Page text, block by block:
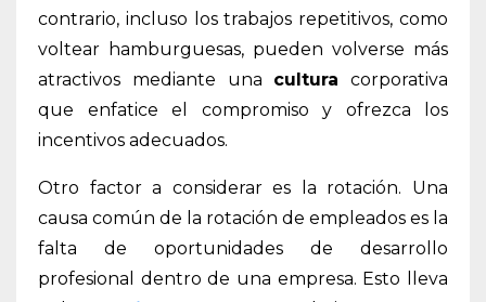
contrario, incluso los trabajos repetitivos, como
voltear hamburguesas, pueden volverse más
atractivos mediante una cultura corporativa
que enfatice el compromiso y ofrezca los
incentivos adecuados.
Otro factor a considerar es la rotación. Una
causa común de la rotación de empleados es la
falta de oportunidades de desarrollo
profesional dentro de una empresa. Esto lleva